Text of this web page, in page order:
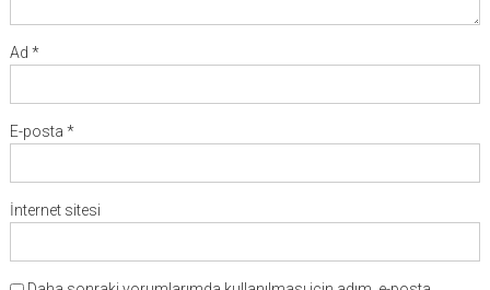
Ad *
E-posta *
İnternet sitesi